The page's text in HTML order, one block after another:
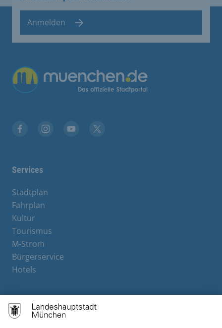
Anmelden
Übergreifende Links
Services
Stadtplan
Fahrplan
Kultur
Tourismus
M-Strom
Bürgerservice
Hotels
Contact